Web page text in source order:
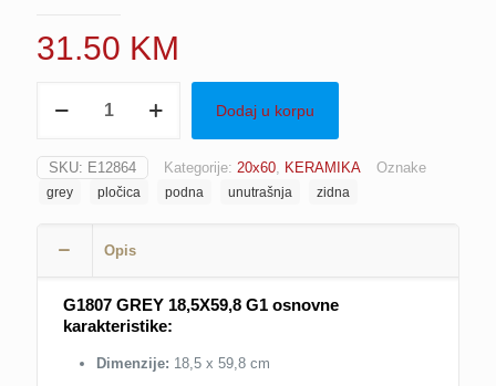
31.50 KM
G1807
18,5x59,8
količina
Dodaj u korpu
SKU: E12864 Kategorije: 20x60, KERAMIKA Oznake
grey pločica podna unutrašnja zidna
Opis
G1807 GREY 18,5X59,8 G1 osnovne
karakteristike:
Dimenzije: 18,5 x 59,8 cm